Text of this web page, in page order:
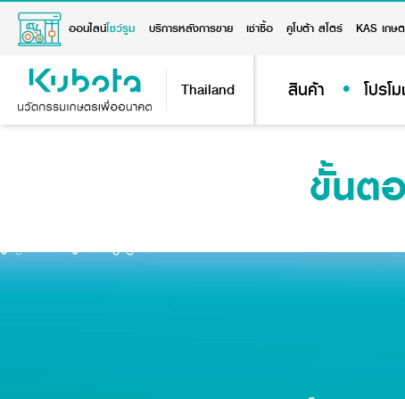
ออนไลน์โชว์รูม บริการหลังการขาย เช่าซื้อ คูโบต้า สโตร์ KAS เกษ
Thailand สินค้า โปรโ
ขั้นต